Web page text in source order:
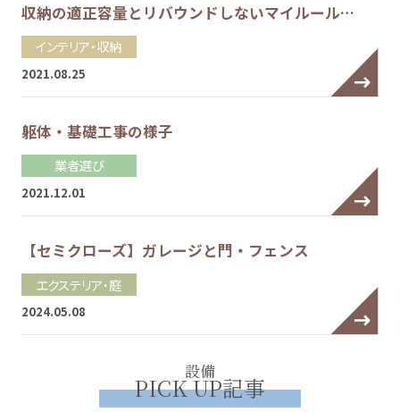
収納の適正容量とリバウンドしないマイルール…
インテリア・収納
2021.08.25
躯体・基礎工事の様子
業者選び
2021.12.01
【セミクローズ】ガレージと門・フェンス
エクステリア・庭
2024.05.08
設備
PICK UP記事